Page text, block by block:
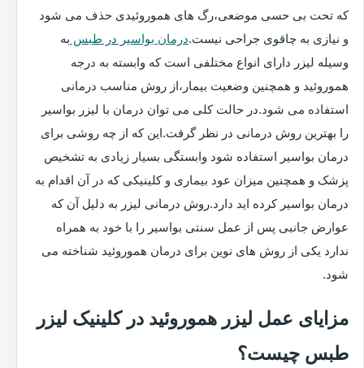
که تحت بی حسی موضعی،رگ های هموروئیدی حذف می شود
و نیازی به چاقوی جراحی نیست.درمان بواسیر در طبس به
وسیله لیزر دارای انواع مختلفی است که وابسته به درجه
هموروئید و همچنین وضعیت بیمار،از روش مناسب درمانی
استفاده می شود.در حالت کلی می توان درمان با لیزر بواسیر
را بهترین روش درمانی در نظر گرفت.این که از چه روشی برای
درمان بواسیر استفاده شود وابستگی بسیار زیادی به تشخیص
پزشک و همچنین میزان عود بیماری و کلینیکی که در آن اقدام به
درمان بواسیر کرده اید دارد.روش درمانی لیزر به دلیل آن که
عوارض جانبی پس از عمل سنتی بواسیر را با خود به همراه
ندارد یکی از روش های نوین برای درمان هموروئید شناخته می
شود.
مزایای عمل لیزر هموروئید در کلینیک لیزر
طبس چیست؟